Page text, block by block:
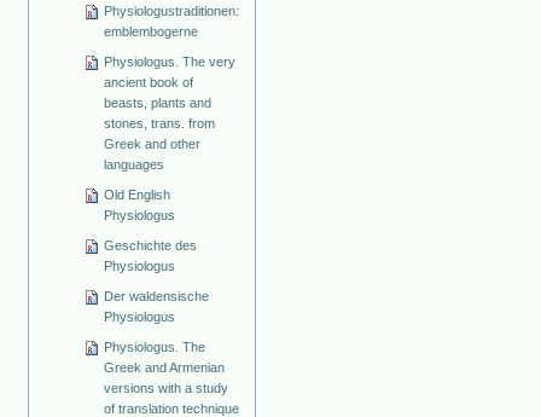
Physiologustraditionen:
emblembogerne
Physiologus. The very
ancient book of
beasts, plants and
stones, trans. from
Greek and other
languages
Old English
Physiologus
Geschichte des
Physiologus
Der waldensische
Physiologus
Physiologus. The
Greek and Armenian
versions with a study
of translation technique